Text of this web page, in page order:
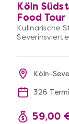
Köln
Food Tour
Kulinarische
Köln-
326
59,00